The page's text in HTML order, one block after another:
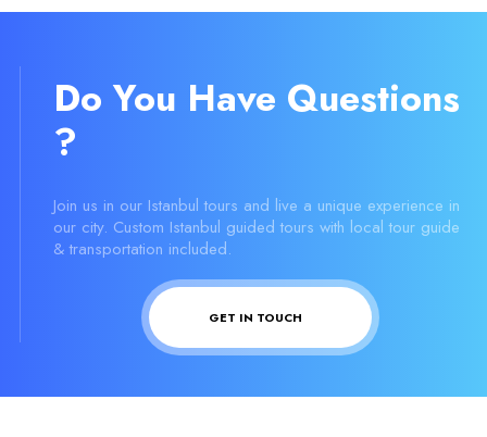
Do You Have Questions
?
Join us in our Istanbul tours and live a unique experience in
our city. Custom Istanbul guided tours with local tour guide
& transportation included.
GET IN TOUCH